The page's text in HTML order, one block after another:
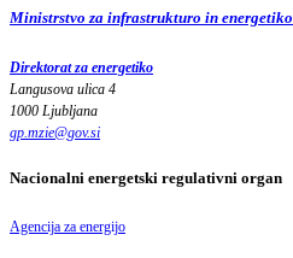
Ministrstvo za infrastrukturo in energetiko
Direktorat za energetiko
Langusova ulica 4
1000 Ljubljana
gp.mzie@gov.si
Nacionalni energetski regulativni organ
Agencija za energijo